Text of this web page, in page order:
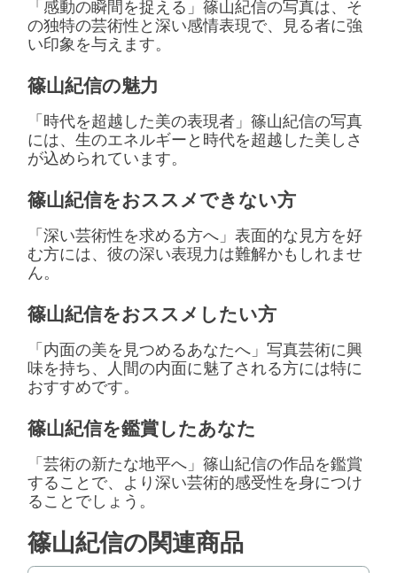
「感動の瞬間を捉える」篠山紀信の写真は、そ
の独特の芸術性と深い感情表現で、見る者に強
い印象を与えます。
篠山紀信の魅力
「時代を超越した美の表現者」篠山紀信の写真
には、生のエネルギーと時代を超越した美しさ
が込められています。
篠山紀信をおススメできない方
「深い芸術性を求める方へ」表面的な見方を好
む方には、彼の深い表現力は難解かもしれませ
ん。
篠山紀信をおススメしたい方
「内面の美を見つめるあなたへ」写真芸術に興
味を持ち、人間の内面に魅了される方には特に
おすすめです。
篠山紀信を鑑賞したあなた
「芸術の新たな地平へ」篠山紀信の作品を鑑賞
することで、より深い芸術的感受性を身につけ
ることでしょう。
篠山紀信の関連商品